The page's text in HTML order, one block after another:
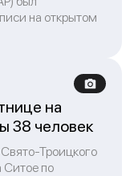
на открытом
на
38 человек
Троицкого
Ситое по